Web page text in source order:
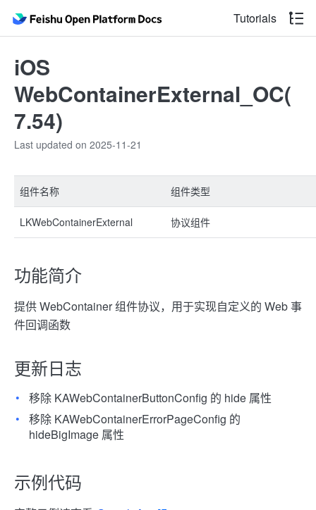
Tutorials
iOS
WebContainerExternal_OC(
7.54)
Last updated on 2025-11-21
组件名称 组件类型
LKWebContainerExternal 协议组件
功能简介
提供 WebContainer 组件协议，用于实现自定义的 Web 事
件回调函数
更新日志
移除 KAWebContainerButtonConfig 的 hide 属性
移除 KAWebContainerErrorPageConfig 的
hideBigImage 属性
示例代码